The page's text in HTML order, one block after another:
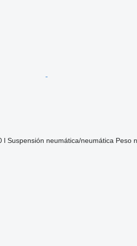
l Suspensión neumática/neumática Peso